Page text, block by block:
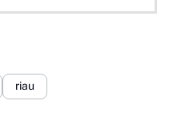
riau